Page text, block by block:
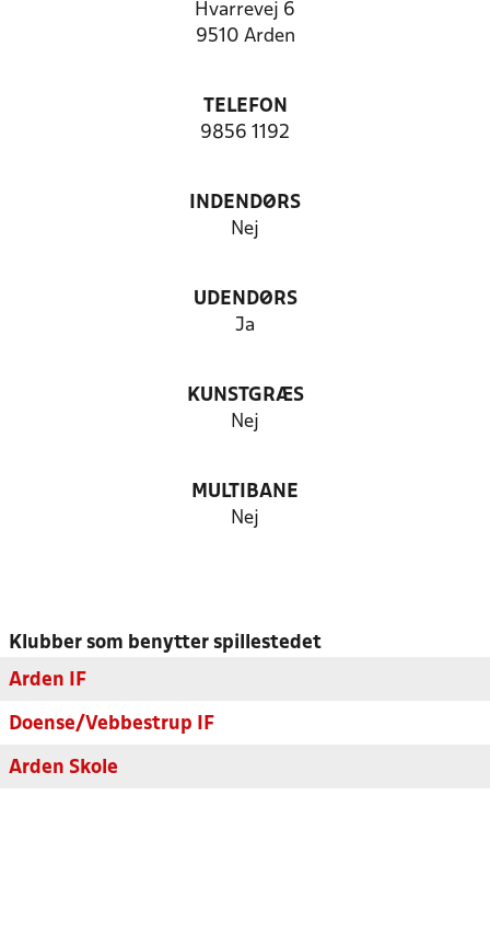
Hvarrevej 6
9510 Arden
TELEFON
9856 1192
INDENDØRS
Nej
UDENDØRS
Ja
KUNSTGRÆS
Nej
MULTIBANE
Nej
Klubber som benytter spillestedet
Arden IF
Doense/Vebbestrup IF
Arden Skole